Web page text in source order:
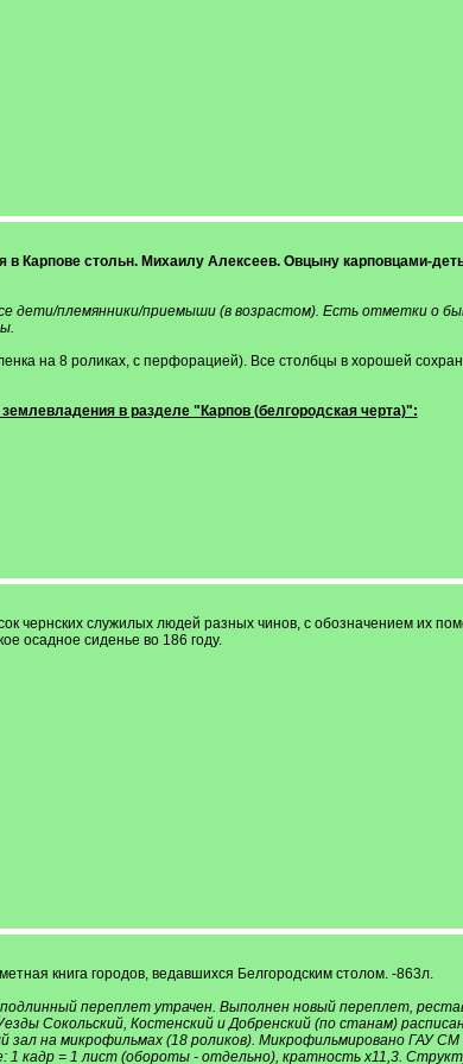
в Карпове стольн. Михаилу Алексеев. Овцыну карповцами-
дети/племянники/приемыши (в возрастом). Есть отметки о
на 8 роликах, с перфорацией). Все столбцы в хорошей
в разделе "Карпов (белгородская черта)":
чернских служилых людей разных чинов, с обозначением их
осадное сиденье во 186 году.
книга городов, ведавшихся Белгородским столом. -863л.
переплет утрачен. Выполнен новый переплет,
Сокольский, Костенский и Добренский (по станам)
на микрофильмах (18 роликов). Микрофильмировано ГАУ
кадр = 1 лист (обороты - отдельно), кратность х11,3.